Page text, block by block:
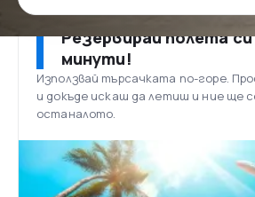
Резервирай полета
минути!
Използвай търсачката по-горе.
и докъде искаш да летиш и ние ще
останалото.